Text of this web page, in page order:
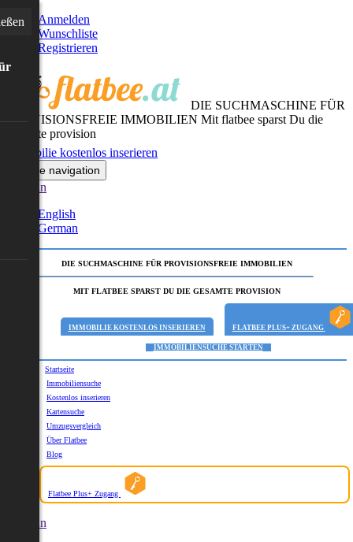
Anmelden
Wunschliste
Registrieren
DIE SUCHMASCHINE FÜR
PROVISIONSFREIE IMMOBILIEN Mit flatbee sparst Du die
gesamte provision
Immobilie kostenlos inserieren
Toggle navigation
German
English
German
DIE SUCHMASCHINE FÜR PROVISIONSFREIE IMMOBILIEN
MIT FLATBEE SPARST DU DIE GESAMTE PROVISION
IMMOBILIE KOSTENLOS INSERIEREN FLATBEE PLUS+ ZUGANG
IMMOBILIENSUCHE STARTEN
Startseite
Immobiliensuche
Kostenlos inserieren
Kartensuche
Umzugsvergleich
Über Flatbee
Blog
Flatbee Plus+ Zugang
German